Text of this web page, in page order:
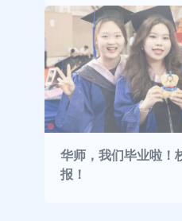
华师，我们毕业啦！
报！